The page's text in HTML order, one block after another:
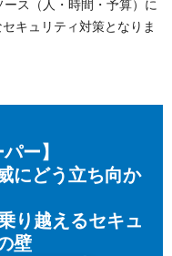
ス（人・時間・予算）に
キュリティ対策となりま
ー】
にどう立ち向か
り越えるセキュ
壁